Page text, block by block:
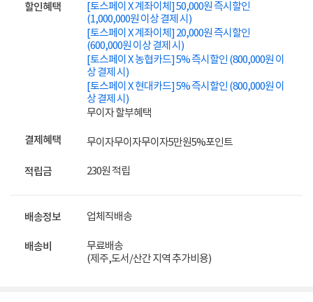
할인혜택
[토스페이 X 계좌이체] 50,000원 즉시할인
(1,000,000원 이상 결제 시)
[토스페이 X 계좌이체] 20,000원 즉시할인
(600,000원 이상 결제 시)
[토스페이 X 농협카드] 5% 즉시할인 (800,000원 이
상 결제 시)
[토스페이 X 현대카드] 5% 즉시할인 (800,000원 이
상 결제 시)
무이자 할부혜택
결제혜택 무이자무이자무이자5만원5%포인트
적립금 230원 적립
배송정보 업체직배송
배송비
무료배송
(제주,도서/산간 지역 추가비용)